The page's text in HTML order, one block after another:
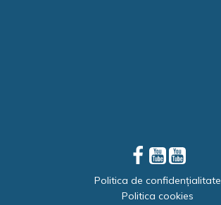
Politica de confidențialitate
Politica cookies